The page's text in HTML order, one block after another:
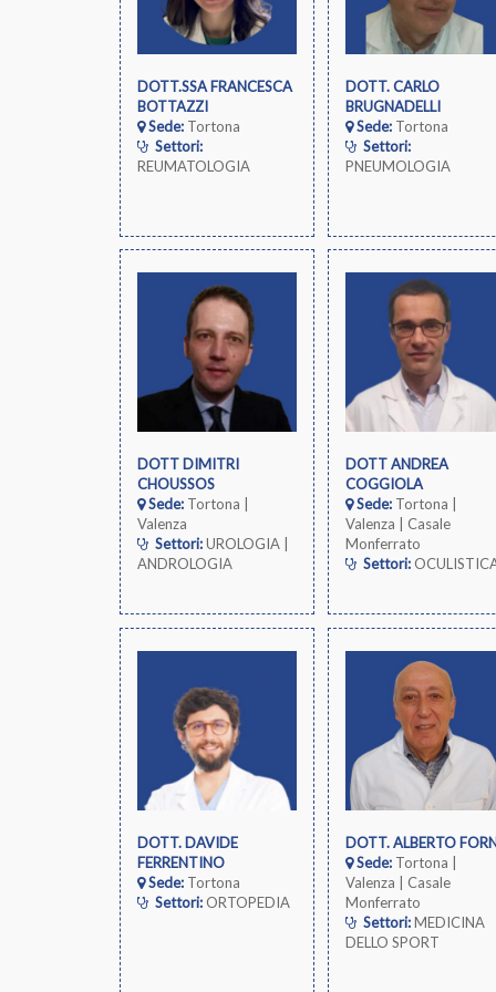
DOTT.SSA FRANCESCA
BOTTAZZI
Sede:Tortona
Settori:
REUMATOLOGIA
DOTT. CARLO
BRUGNADELLI
Sede:Tortona
Settori:
PNEUMOLOGIA
DOTT DIMITRI
CHOUSSOS
Sede:Tortona |
Valenza
Settori:UROLOGIA |
ANDROLOGIA
DOTT ANDREA
COGGIOLA
Sede:Tortona |
Valenza | Casale
Monferrato
Settori:
DOTT. DAVIDE
FERRENTINO
Sede:Tortona
Settori:ORTOPEDIA
DOTT. ALBERTO
Sede:Tortona |
Valenza | Casale
Monferrato
Settori:MEDICINA
DELLO SPORT